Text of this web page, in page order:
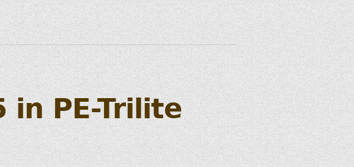
in PE-Trilite